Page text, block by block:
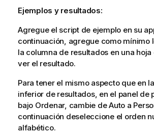
Ejemplos y resultados:
Agregue el script de ejemplo en su
continuación, agregue como mínimo
la columna de resultados en una hoja
ver el resultado.
Para tener el mismo aspecto que en
inferior de resultados, en el panel de
bajo Ordenar, cambie de Auto a
continuación deseleccione el orden
alfabético.